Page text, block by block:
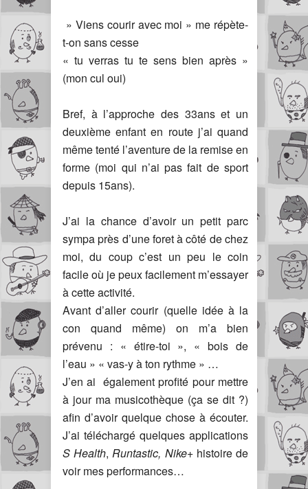
» Viens courir avec moi » me répète-
t-on sans cesse
« tu verras tu te sens bien après »
(mon cul oui)
Bref, à l’approche des 33ans et un
deuxième enfant en route j’ai quand
même tenté l’aventure de la remise en
forme (moi qui n’ai pas fait de sport
depuis 15ans).
J’ai la chance d’avoir un petit parc
sympa près d’une foret à côté de chez
moi, du coup c’est un peu le coin
facile où je peux facilement m’essayer
à cette activité.
Avant d’aller courir (quelle idée à la
con quand même) on m’a bien
prévenu : « étire-toi », « bois de
l’eau » « vas-y à ton rythme » …
J’en ai également profité pour mettre
à jour ma musicothèque (ça se dit ?)
afin d’avoir quelque chose à écouter.
J’ai téléchargé quelques applications
S Health,Runtastic, Nike+histoire de
voir mes performances…